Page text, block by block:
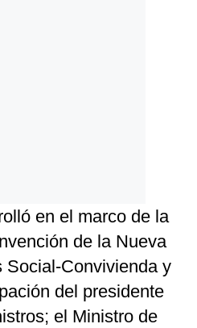
en el marco de la
de la Nueva
Social-Convivienda y
del presidente
el Ministro de